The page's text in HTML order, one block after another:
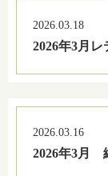
2026.03.18
2026年3月
2026.03.16
2026年3月